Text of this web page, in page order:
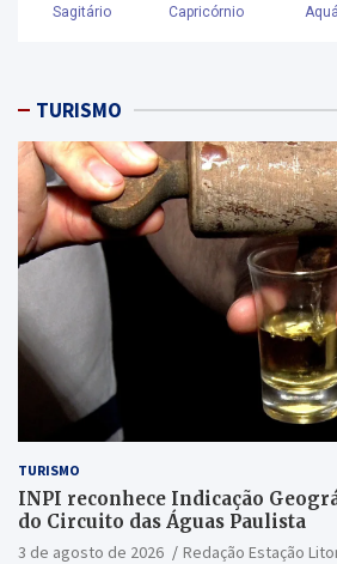
TURISMO
TURISMO
INPI reconhece Indicação
do Circuito das Águas Paulista
3 de agosto de 2026
Redação Estação